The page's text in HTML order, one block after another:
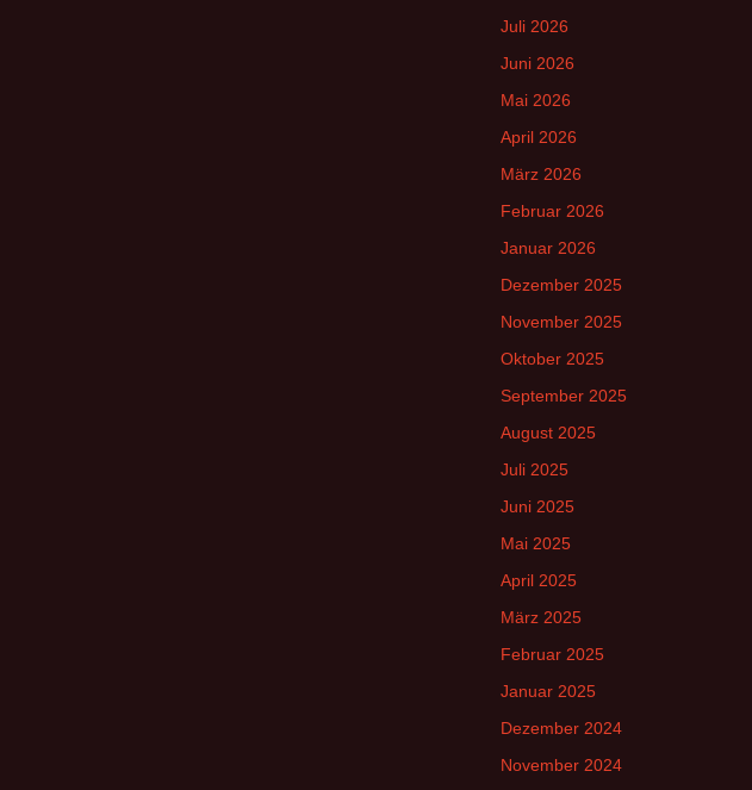
Juli 2026
Juni 2026
Mai 2026
April 2026
März 2026
Februar 2026
Januar 2026
Dezember 2025
November 2025
Oktober 2025
September 2025
August 2025
Juli 2025
Juni 2025
Mai 2025
April 2025
März 2025
Februar 2025
Januar 2025
Dezember 2024
November 2024